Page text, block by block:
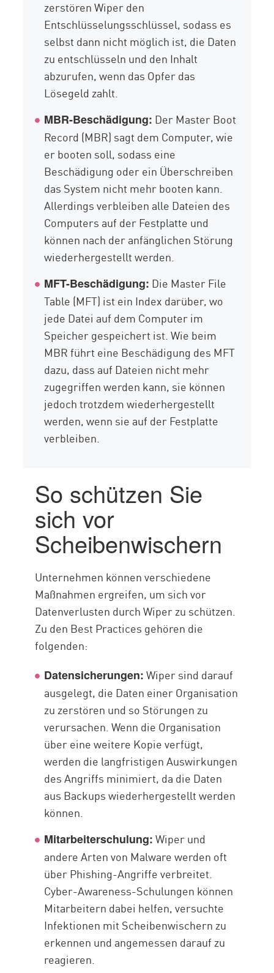
zerstören Wiper den
Entschlüsselungsschlüssel, sodass es
selbst dann nicht möglich ist, die Daten
zu entschlüsseln und den Inhalt
abzurufen, wenn das Opfer das
Lösegeld zahlt.
MBR-Beschädigung: Der Master Boot
Record (MBR) sagt dem Computer, wie
er booten soll, sodass eine
Beschädigung oder ein Überschreiben
das System nicht mehr booten kann.
Allerdings verbleiben alle Dateien des
Computers auf der Festplatte und
können nach der anfänglichen Störung
wiederhergestellt werden.
MFT-Beschädigung: Die Master File
Table (MFT) ist ein Index darüber, wo
jede Datei auf dem Computer im
Speicher gespeichert ist. Wie beim
MBR führt eine Beschädigung des MFT
dazu, dass auf Dateien nicht mehr
zugegriffen werden kann, sie können
jedoch trotzdem wiederhergestellt
werden, wenn sie auf der Festplatte
verbleiben.
So schützen Sie
sich vor
Scheibenwischern
Unternehmen können verschiedene
Maßnahmen ergreifen, um sich vor
Datenverlusten durch Wiper zu schützen.
Zu den Best Practices gehören die
folgenden:
Datensicherungen:Wiper sind darauf
ausgelegt, die Daten einer Organisation
zu zerstören und so Störungen zu
verursachen. Wenn die Organisation
über eine weitere Kopie verfügt,
werden die langfristigen Auswirkungen
des Angriffs minimiert, da die Daten
aus Backups wiederhergestellt werden
können.
Mitarbeiterschulung:Wiper und
andere Arten von Malware werden oft
über Phishing-Angriffe verbreitet.
Cyber-Awareness-Schulungen können
Mitarbeitern dabei helfen, versuchte
Infektionen mit Scheibenwischern zu
erkennen und angemessen darauf zu
reagieren.